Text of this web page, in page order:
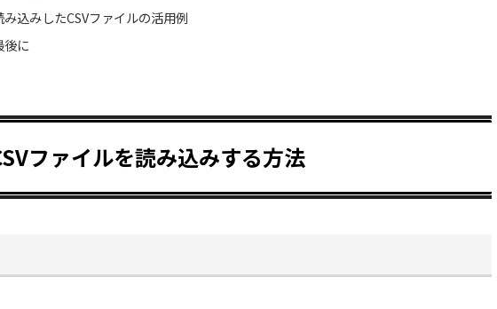
み込みしたCSVファイルの活用例
後に
ファイルを読み込みする方法